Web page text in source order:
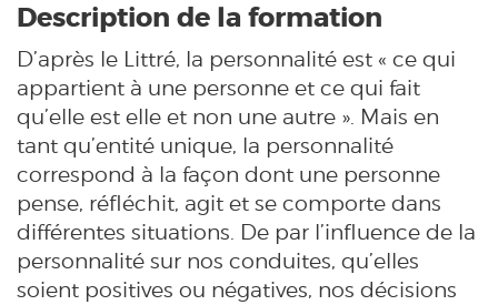
Description de la formation
D’après le Littré, la personnalité est « ce qui
appartient à une personne et ce qui fait
qu’elle est elle et non une autre ». Mais en
tant qu’entité unique, la personnalité
correspond à la façon dont une personne
pense, réfléchit, agit et se comporte dans
différentes situations. De par l’influence de la
personnalité sur nos conduites, qu’elles
soient positives ou négatives, nos décisions